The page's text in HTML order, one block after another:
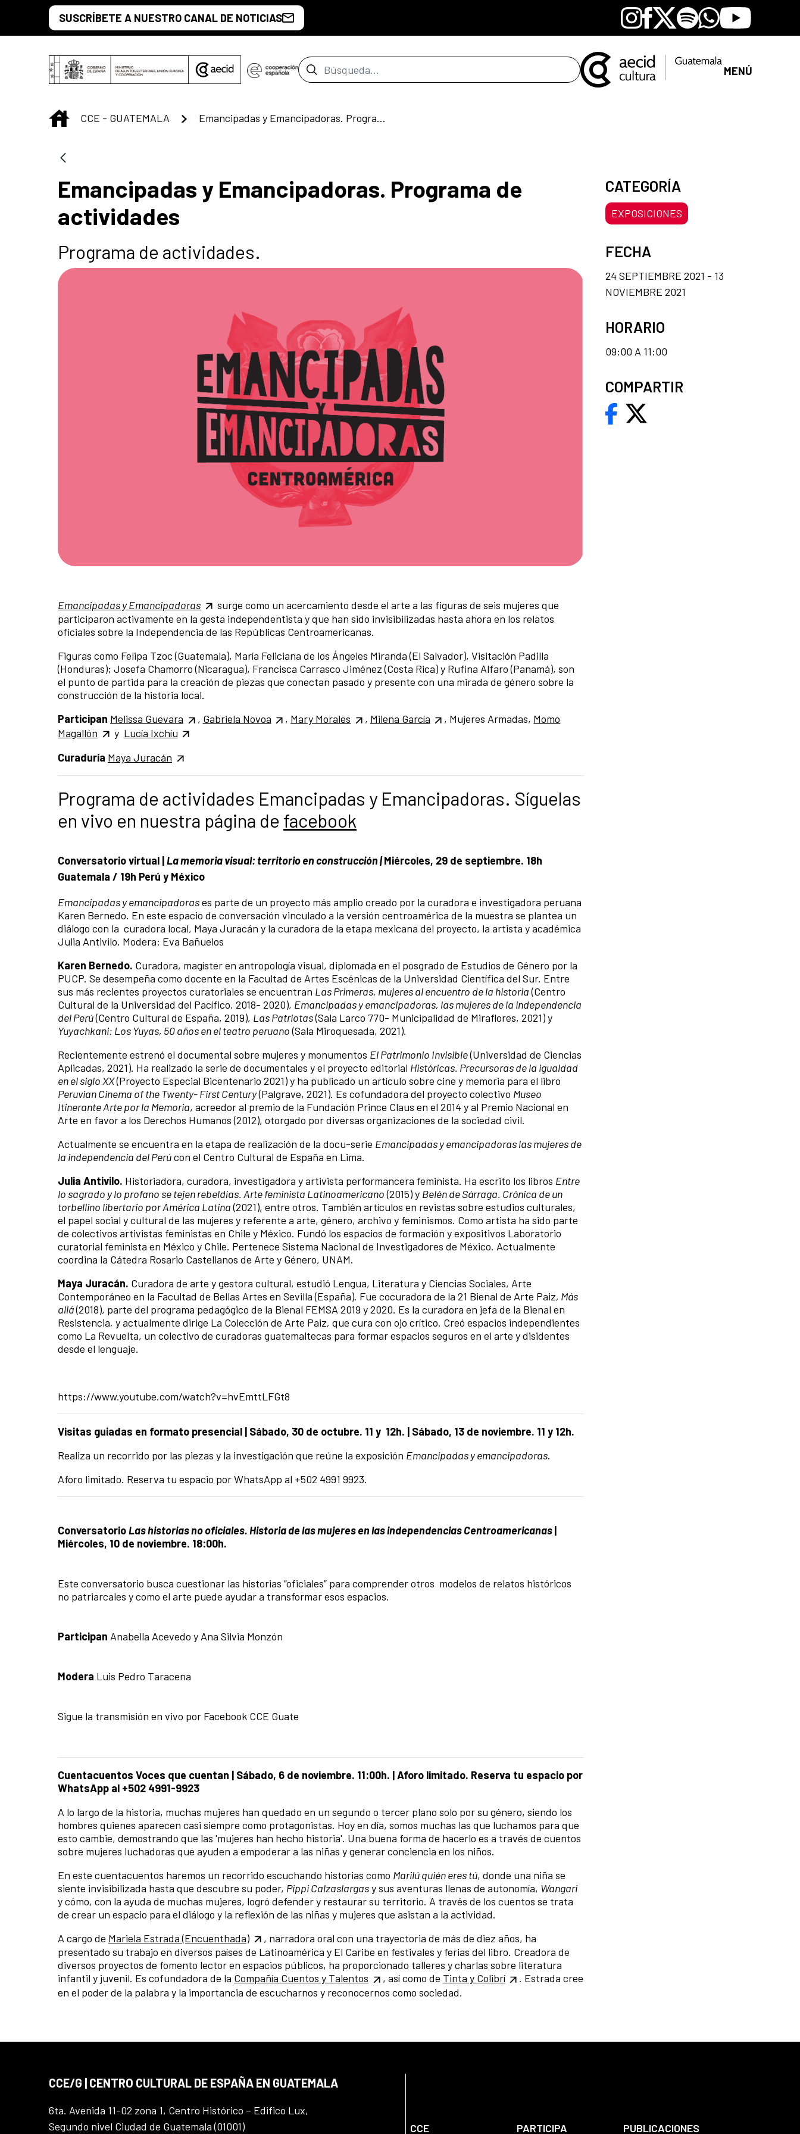
Saltar al contenido principal
SUSCRÍBETE A NUESTRO CANAL DE NOTICIAS Instagram
Facebook
X SpotifyWhatsapp
Youtube
Barra de búsqueda MENÚ
INICIO
CCE - GUATEMALA Emancipadas y Emancipadoras. Programa de actividades
Emancipadas y Emancipadoras. Programa de
actividades
Programa de actividades.
Emancipadas y Emancipadoras
surge como un acercamiento desde el arte a las figuras de seis mujeres que
participaron activamente en la gesta independentista y que han sido invisibilizadas hasta ahora en los relatos
oficiales sobre la Independencia de las Repúblicas Centroamericanas.
Figuras como Felipa Tzoc (Guatemala), María Feliciana de los Ángeles Miranda (El Salvador), Visitación Padilla
(Honduras); Josefa Chamorro (Nicaragua), Francisca Carrasco Jiménez (Costa Rica) y Rufina Alfaro (Panamá), son
el punto de partida para la creación de piezas que conectan pasado y presente con una mirada de género sobre la
construcción de la historia local.
Participan Melissa Guevara , Gabriela Novoa , Mary Morales , Milena García , Mujeres Armadas, Momo
Magallón
y Lucía Ixchíu
Curaduría Maya Juracán
Programa de actividades Emancipadas y Emancipadoras. Síguelas
en vivo en nuestra página de facebook
Conversatorio virtual |La memoria visual: territorio en construcción |Miércoles, 29 de septiembre. 18h
Guatemala / 19h Perú y México
Emancipadas y emancipadorases parte de un proyecto más amplio creado por la curadora e investigadora peruana
Karen Bernedo. En este espacio de conversación vinculado a la versión centroamérica de la muestra se plantea un
diálogo con la curadora local, Maya Juracán y la curadora de la etapa mexicana del proyecto, la artista y académica
Julia Antivilo. Modera: Eva Bañuelos
Karen Bernedo. Curadora, magíster en antropología visual, diplomada en el posgrado de Estudios de Género por la
PUCP. Se desempeña como docente en la Facultad de Artes Escénicas de la Universidad Científica del Sur. Entre
sus más recientes proyectos curatoriales se encuentran Las Primeras, mujeres al encuentro de la historia(Centro
Cultural de la Universidad del Pacífico, 2018- 2020), Emancipadas y emancipadoras, las mujeres de la independencia
del Perú(Centro Cultural de España, 2019), Las Patriotas(Sala Larco 770- Municipalidad de Miraflores, 2021) y
Yuyachkani: Los Yuyas, 50 años en el teatro peruano(Sala Miroquesada, 2021).
Recientemente estrenó el documental sobre mujeres y monumentos El Patrimonio Invisible(Universidad de Ciencias
Aplicadas, 2021). Ha realizado la serie de documentales y el proyecto editorial Históricas. Precursoras de la igualdad
en el siglo XX(Proyecto Especial Bicentenario 2021) y ha publicado un artículo sobre cine y memoria para el libro
Peruvian Cinema of the Twenty- First Century(Palgrave, 2021). Es cofundadora del proyecto colectivo Museo
Itinerante Arte por la Memoria, acreedor al premio de la Fundación Prince Claus en el 2014 y al Premio Nacional en
Arte en favor a los Derechos Humanos (2012), otorgado por diversas organizaciones de la sociedad civil.
Actualmente se encuentra en la etapa de realización de la docu-serie Emancipadas y emancipadoras las mujeres de
la independencia del Perúcon el Centro Cultural de España en Lima.
Julia Antivilo. Historiadora, curadora, investigadora y artivista performancera feminista. Ha escrito los libros Entre
lo sagrado y lo profano se tejen rebeldías. Arte feminista Latinoamericano(2015) y Belén de Sárraga. Crónica de un
torbellino libertario por América Latina(2021), entre otros. También artículos en revistas sobre estudios culturales,
el papel social y cultural de las mujeres y referente a arte, género, archivo y feminismos. Como artista ha sido parte
de colectivos artivistas feministas en Chile y México. Fundó los espacios de formación y expositivos Laboratorio
curatorial feminista en México y Chile. Pertenece Sistema Nacional de Investigadores de México. Actualmente
coordina la Cátedra Rosario Castellanos de Arte y Género, UNAM.
Maya Juracán. Curadora de arte y gestora cultural, estudió Lengua, Literatura y Ciencias Sociales, Arte
Contemporáneo en la Facultad de Bellas Artes en Sevilla (España). Fue cocuradora de la 21 Bienal de Arte Paiz, Más
allá(2018), parte del programa pedagógico de la Bienal FEMSA 2019 y 2020. Es la curadora en jefa de la Bienal en
Resistencia, y actualmente dirige La Colección de Arte Paiz, que cura con ojo crítico. Creó espacios independientes
como La Revuelta, un colectivo de curadoras guatemaltecas para formar espacios seguros en el arte y disidentes
desde el lenguaje.
https://www.youtube.com/watch?v=hvEmttLFGt8
Visitas guiadas en formato presencial | Sábado, 30 de octubre. 11 y 12h. | Sábado, 13 de noviembre. 11 y 12h.
Realiza un recorrido por las piezas y la investigación que reúne la exposición Emancipadas y emancipadoras.
Aforo limitado. Reserva tu espacio por WhatsApp al +502 4991 9923.
ConversatorioLas historias no oficiales.Historia de las mujeres en las independencias Centroamericanas|
Miércoles, 10 de noviembre. 18:00h.
Este conversatorio busca cuestionar las historias “oficiales” para comprender otros modelos de relatos históricos
no patriarcales y como el arte puede ayudar a transformar esos espacios.
Participan Anabella Acevedo y Ana Silvia Monzón
Modera Luis Pedro Taracena
Sigue la transmisión en vivo por Facebook CCE Guate
Cuentacuentos Voces que cuentan | Sábado, 6 de noviembre. 11:00h. |Aforo limitado. Reserva tu espacio por
WhatsApp al +502 4991-9923
A lo largo de la historia, muchas mujeres han quedado en un segundo o tercer plano solo por su género, siendo los
hombres quienes aparecen casi siempre como protagonistas. Hoy en día, somos muchas las que luchamos para que
esto cambie, demostrando que las 'mujeres han hecho historia'. Una buena forma de hacerlo es a través de cuentos
sobre mujeres luchadoras que ayuden a empoderar a las niñas y generar conciencia en los niños.
En este cuentacuentos haremos un recorrido escuchando historias como Marilú quién eres tú, donde una niña se
siente invisibilizada hasta que descubre su poder, Pippi Calzaslargasy sus aventuras llenas de autonomía, Wangari
y cómo, con la ayuda de muchas mujeres, logró defender y restaurar su territorio. A través de los cuentos se trata
de crear un espacio para el diálogo y la reflexión de las niñas y mujeres que asistan a la actividad.
A cargo de Mariela Estrada (Encuenthada)
, narradora oral con una trayectoria de más de diez años, ha
presentado su trabajo en diversos países de Latinoamérica y El Caribe en festivales y ferias del libro. Creadora de
diversos proyectos de fomento lector en espacios públicos, ha proporcionado talleres y charlas sobre literatura
infantil y juvenil. Es cofundadora de la Compañía Cuentos y Talentos , así como de Tinta y Colibrí
. Estrada cree
en el poder de la palabra y la importancia de escucharnos y reconocernos como sociedad.
CATEGORÍA
EXPOSICIONES
FECHA
24 SEPTIEMBRE 2021 - 13
NOVIEMBRE 2021
HORARIO
09:00 A 11:00
COMPARTIR
CCE/G | CENTRO CULTURAL DE ESPAÑA EN GUATEMALA
6ta. Avenida 11-02 zona 1, Centro Histórico – Edifico Lux,
Segundo nivel Ciudad de Guatemala (01001)
CCE PARTICIPA PUBLICACIONES